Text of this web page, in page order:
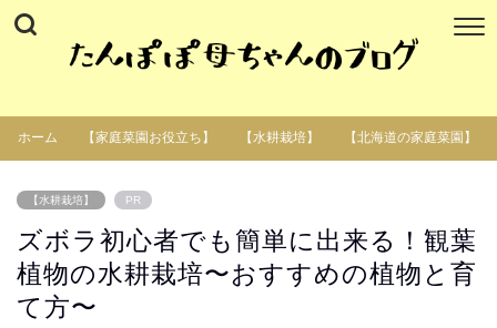
ホーム 【家庭菜園お役立ち】 【水耕栽培】 【北海道の家庭菜園】
【水耕栽培】 PR
ズボラ初心者でも簡単に出来る！観葉
植物の水耕栽培〜おすすめの植物と育
て方〜